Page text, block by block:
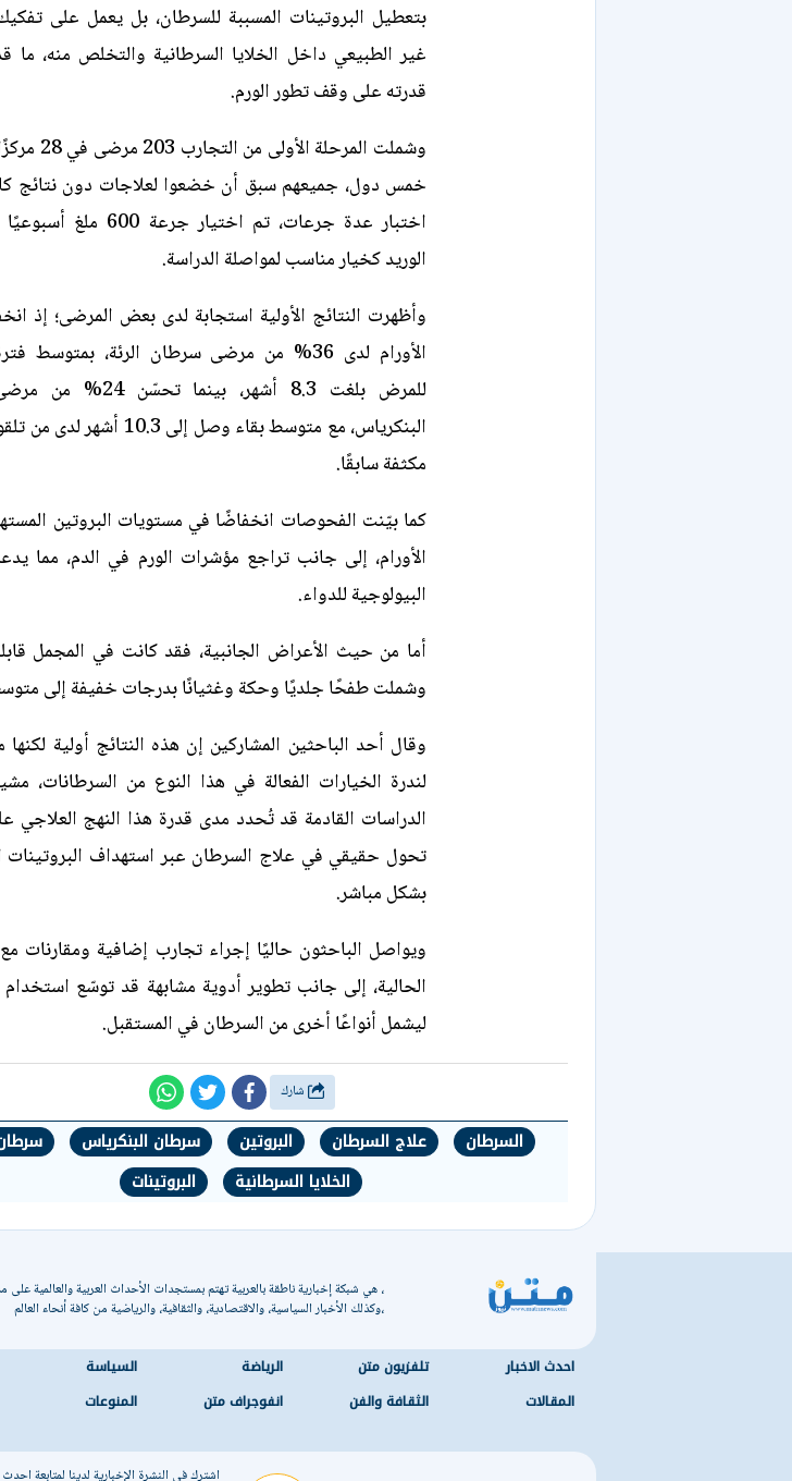
بتعطيل البروتينات المسببة للسرطان، بل يعمل على
غير الطبيعي داخل الخلايا السرطانية والتخلص منه، ما
قدرته على وقف تطور الورم.
وشملت المرحلة
خمس دول، جميعهم سبق أن خضعوا لعلاجات دون نتائج
اختبار عدة جرعات، تم اختيار
الوريد كخيار مناسب لمواصلة الدراسة.
وأظهرت النتائج الأولية استجابة لدى بعض المرضى؛ إذ
الأورام لدى 36% من مرضى سرطان الرئة، بمتوسط
للمرض بلغت 8.3 أشهر، بينما
البنكرياس، مع متوسط بقاء وصل إلى
مكثفة سابقًا.
كما بيّنت الفحوصات انخفاضًا في مستويات البروتين
الأورام، إلى جانب تراجع مؤشرات الورم في الدم، مما
البيولوجية للدواء.
أما من حيث الأعراض الجانبية، فقد كانت في المجمل
وشملت طفحًا جلديًا وحكة وغثيانًا بدرجات خفيفة إلى
وقال أحد الباحثين المشاركين إن هذه النتائج أولية لكنها
لندرة الخيارات الفعالة في هذا النوع من السرطانات،
الدراسات القادمة قد تُحدد مدى قدرة هذا النهج العلاجي
تحول حقيقي في علاج السرطان عبر استهداف البروتينات
بشكل مباشر.
ويواصل الباحثون حاليًا إجراء تجارب إضافية ومقارنات
الحالية، إلى جانب تطوير أدوية مشابهة قد توسّع استخدام
ليشمل أنواعًا أخرى من السرطان في المستقبل.
السرطان علاج السرطان البروتين سرطان البنكرياس
الخلايا السرطانية
البروتينات
، هي شبكة إخبارية ناطقة بالعربية تهتم بمستجدات الأحداث العربية والعالمية على
،وكذلك الأخبار السياسية، والاقتصادية، والثقافية، والرياضية من كافة أنحاء العالم
احدث الاخبار تلفزيون متن الرياضة السياسة
المقالات
الثقافة والفن انفوجراف متن المنوعات
اشترك في النشرة الإخبارية لدينا لمتابعة